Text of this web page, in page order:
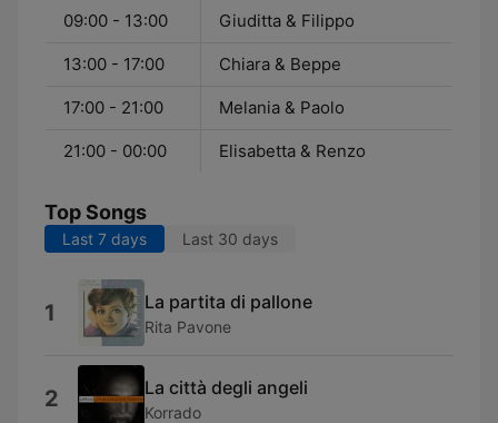
09:00 - 13:00 Giuditta & Filippo
13:00 - 17:00 Chiara & Beppe
17:00 - 21:00 Melania & Paolo
21:00 - 00:00 Elisabetta & Renzo
Top Songs
Last 7 days Last 30 days
1 La partita di pallone
Rita Pavone
2 La città degli angeli
Korrado